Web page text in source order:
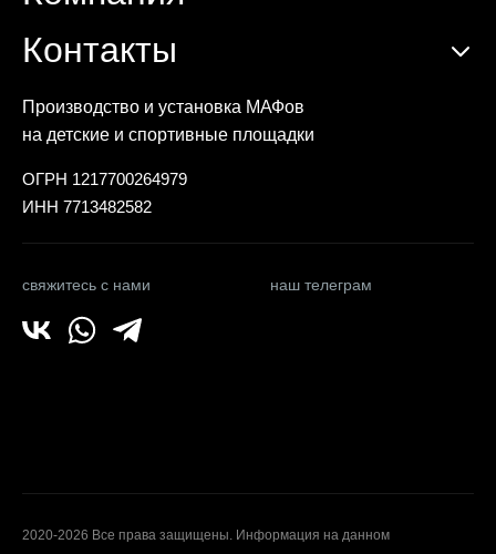
Производство и установка МАФов
на детские и спортивные площадки
ОГРН 1217700264979
ИНН 7713482582
свяжитесь с нами наш телеграм
Контакты
2020-2026 Все права защищены. Информация на данном